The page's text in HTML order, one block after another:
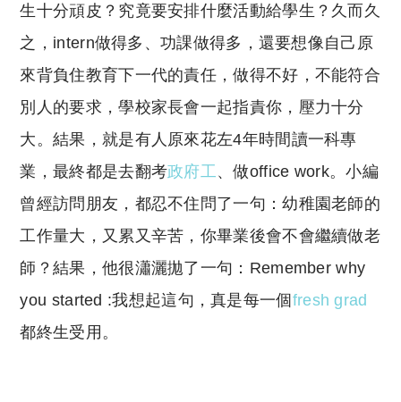
生十分頑皮？究竟要安排什麼活動給學生？久而久
之，intern做得多、功課做得多，還要想像自己原
來背負住教育下一代的責任，做得不好，不能符合
別人的要求，學校家長會一起指責你，壓力十分
大。結果，就是有人原來花左4年時間讀一科專
業，最終都是去翻考政府工 、做office work。小編
曾經訪問朋友，都忍不住問了一句：幼稚園老師的
工作量大，又累又辛苦，你畢業後會不會繼續做老
師？結果，他很瀟灑拋了一句：Remember why
you started :我想起這句，真是每一個fresh grad
都終生受用。